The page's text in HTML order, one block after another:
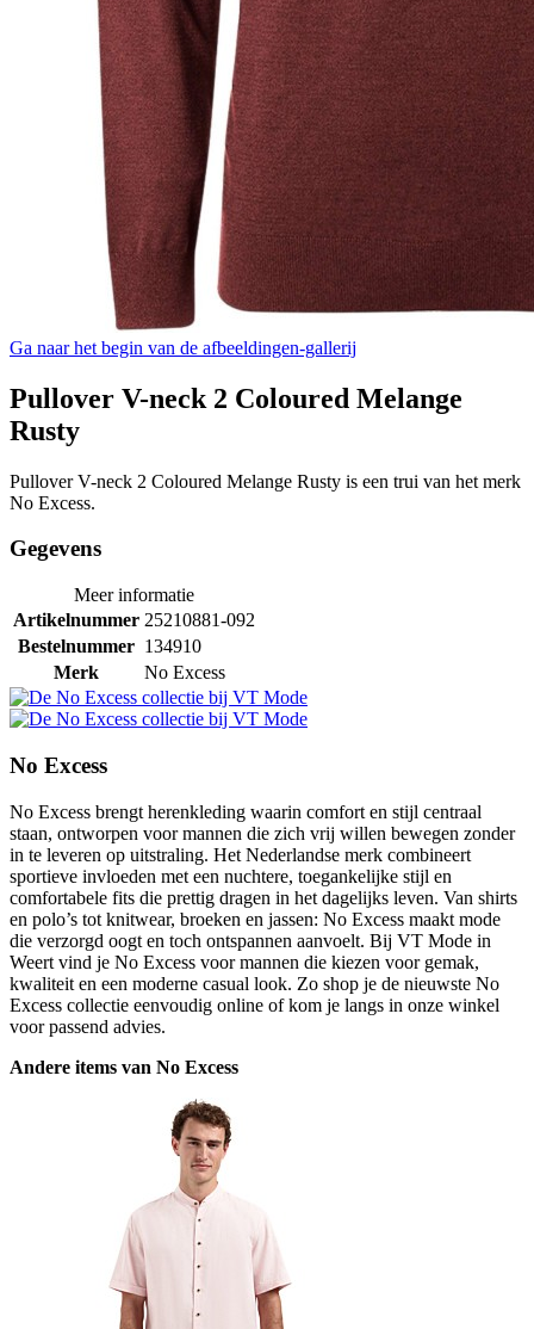
Ga naar het begin van de afbeeldingen-gallerij
Pullover V-neck 2 Coloured Melange
Rusty
Pullover V-neck 2 Coloured Melange Rusty is een trui van het merk
No Excess.
Gegevens
Meer informatie
Artikelnummer 25210881-092
Bestelnummer 134910
Merk
No Excess
No Excess
No Excess brengt herenkleding waarin comfort en stijl centraal
staan, ontworpen voor mannen die zich vrij willen bewegen zonder
in te leveren op uitstraling. Het Nederlandse merk combineert
sportieve invloeden met een nuchtere, toegankelijke stijl en
comfortabele fits die prettig dragen in het dagelijks leven. Van shirts
en polo’s tot knitwear, broeken en jassen: No Excess maakt mode
die verzorgd oogt en toch ontspannen aanvoelt. Bij VT Mode in
Weert vind je No Excess voor mannen die kiezen voor gemak,
kwaliteit en een moderne casual look. Zo shop je de nieuwste No
Excess collectie eenvoudig online of kom je langs in onze winkel
voor passend advies.
Andere items van No Excess